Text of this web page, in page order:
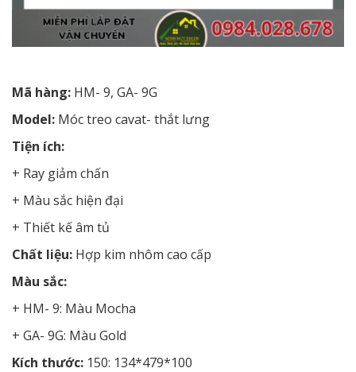
Mã hàng: HM- 9, GA- 9G
Model: Móc treo cavat- thắt lưng
Tiện ích:
+ Ray giảm chấn
+ Màu sắc hiện đại
+ Thiết kế âm tủ
Chất liệu: Hợp kim nhôm cao cấp
Màu sắc:
+ HM- 9: Màu Mocha
+ GA- 9G: Màu Gold
Kích thước: 150: 134*479*100